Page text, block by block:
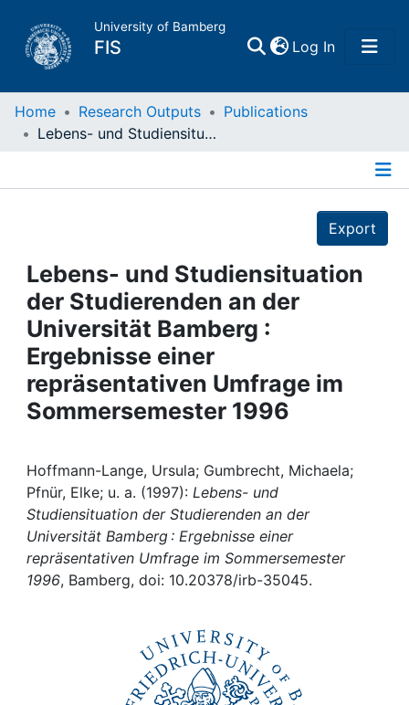
University of Bamberg
FIS Log In(current)
Home
People
Institutions
Awards
My FIS
Help
Home Research Outputs
Publications
Lebens- und Studiensituation der Studierenden an der Universität Bamberg : Ergebnisse einer repräsentativen Umfrage im Sommersemester 1996
Export
Lebens- und Studiensituation
der Studierenden an der
Universität Bamberg :
Ergebnisse einer
repräsentativen Umfrage im
Sommersemester 1996
Hoffmann-Lange, Ursula; Gumbrecht, Michaela;
Pfnür, Elke; u. a. (1997): Lebens- und
Studiensituation der Studierenden an der
Universität Bamberg : Ergebnisse einer
repräsentativen Umfrage im Sommersemester
1996, Bamberg, doi: 10.20378/irb-35045.